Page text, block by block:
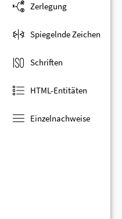
Zerlegung
Spiegelnde Zeichen
Schriften
HTML-Entitäten
Einzelnachweise